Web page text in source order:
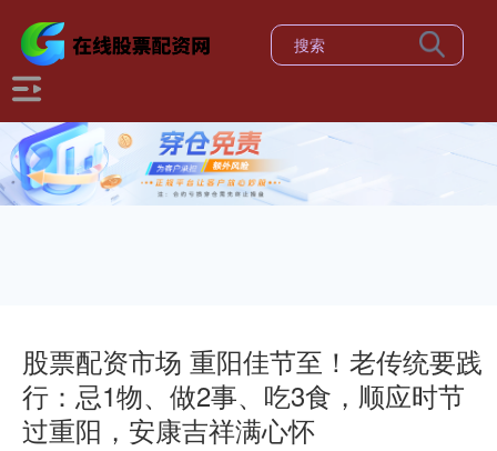
股票配资市场 重阳佳节至！老传统要践
行：忌1物、做2事、吃3食，顺应时节
过重阳，安康吉祥满心怀